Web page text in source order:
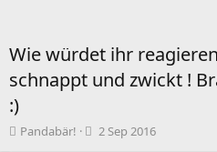
Wie würdet ihr
schnappt und zwickt !
:)
T
Pandabär!
B
2 Sep 2016